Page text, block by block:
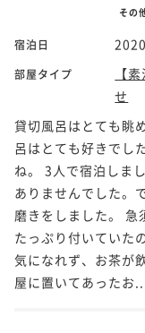
その
宿泊日
部屋タイプ
【
せ
貸切風呂はとても眺
呂はとても好きでし
ね。 3人で宿泊しま
ありませんでした。
磨きをしました。 急
たっぷり付いていた
気になれず、お茶が
屋に置いてあったお...